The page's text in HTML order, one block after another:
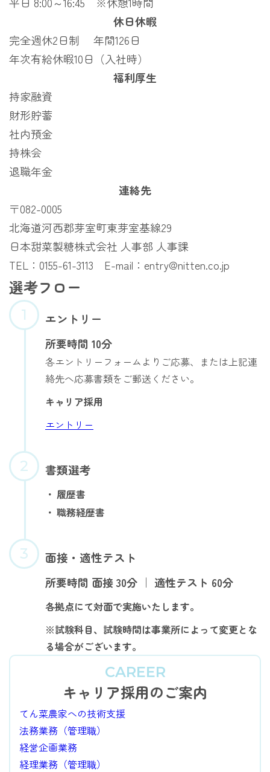
休日休暇
完全週休2日制 年間126日
年次有給休暇10日（入社時）
福利厚生
持家融資
財形貯蓄
社内預金
持株会
退職年金
連絡先
〒082-0005
北海道河西郡芽室町東芽室基線29
日本甜菜製糖株式会社 人事部 人事課
TEL：0155-61-3113 E-mail：entry@nitten.co.jp
選考フロー
エントリー
所要時間 10分
各エントリーフォームよりご応募、または上記連
絡先へ応募書類をご郵送ください。
キャリア採用
エントリー
書類選考
履歴書
職務経歴書
面接・適性テスト
所要時間 面接 30分 ｜ 適性テスト 60分
各拠点にて対面で実施いたします。
※試験科目、試験時間は事業所によって変更とな
る場合がございます。
CAREER
キャリア採用のご案内
てん菜農家への技術支援
法務業務（管理職）
経営企画業務
経理業務（管理職）